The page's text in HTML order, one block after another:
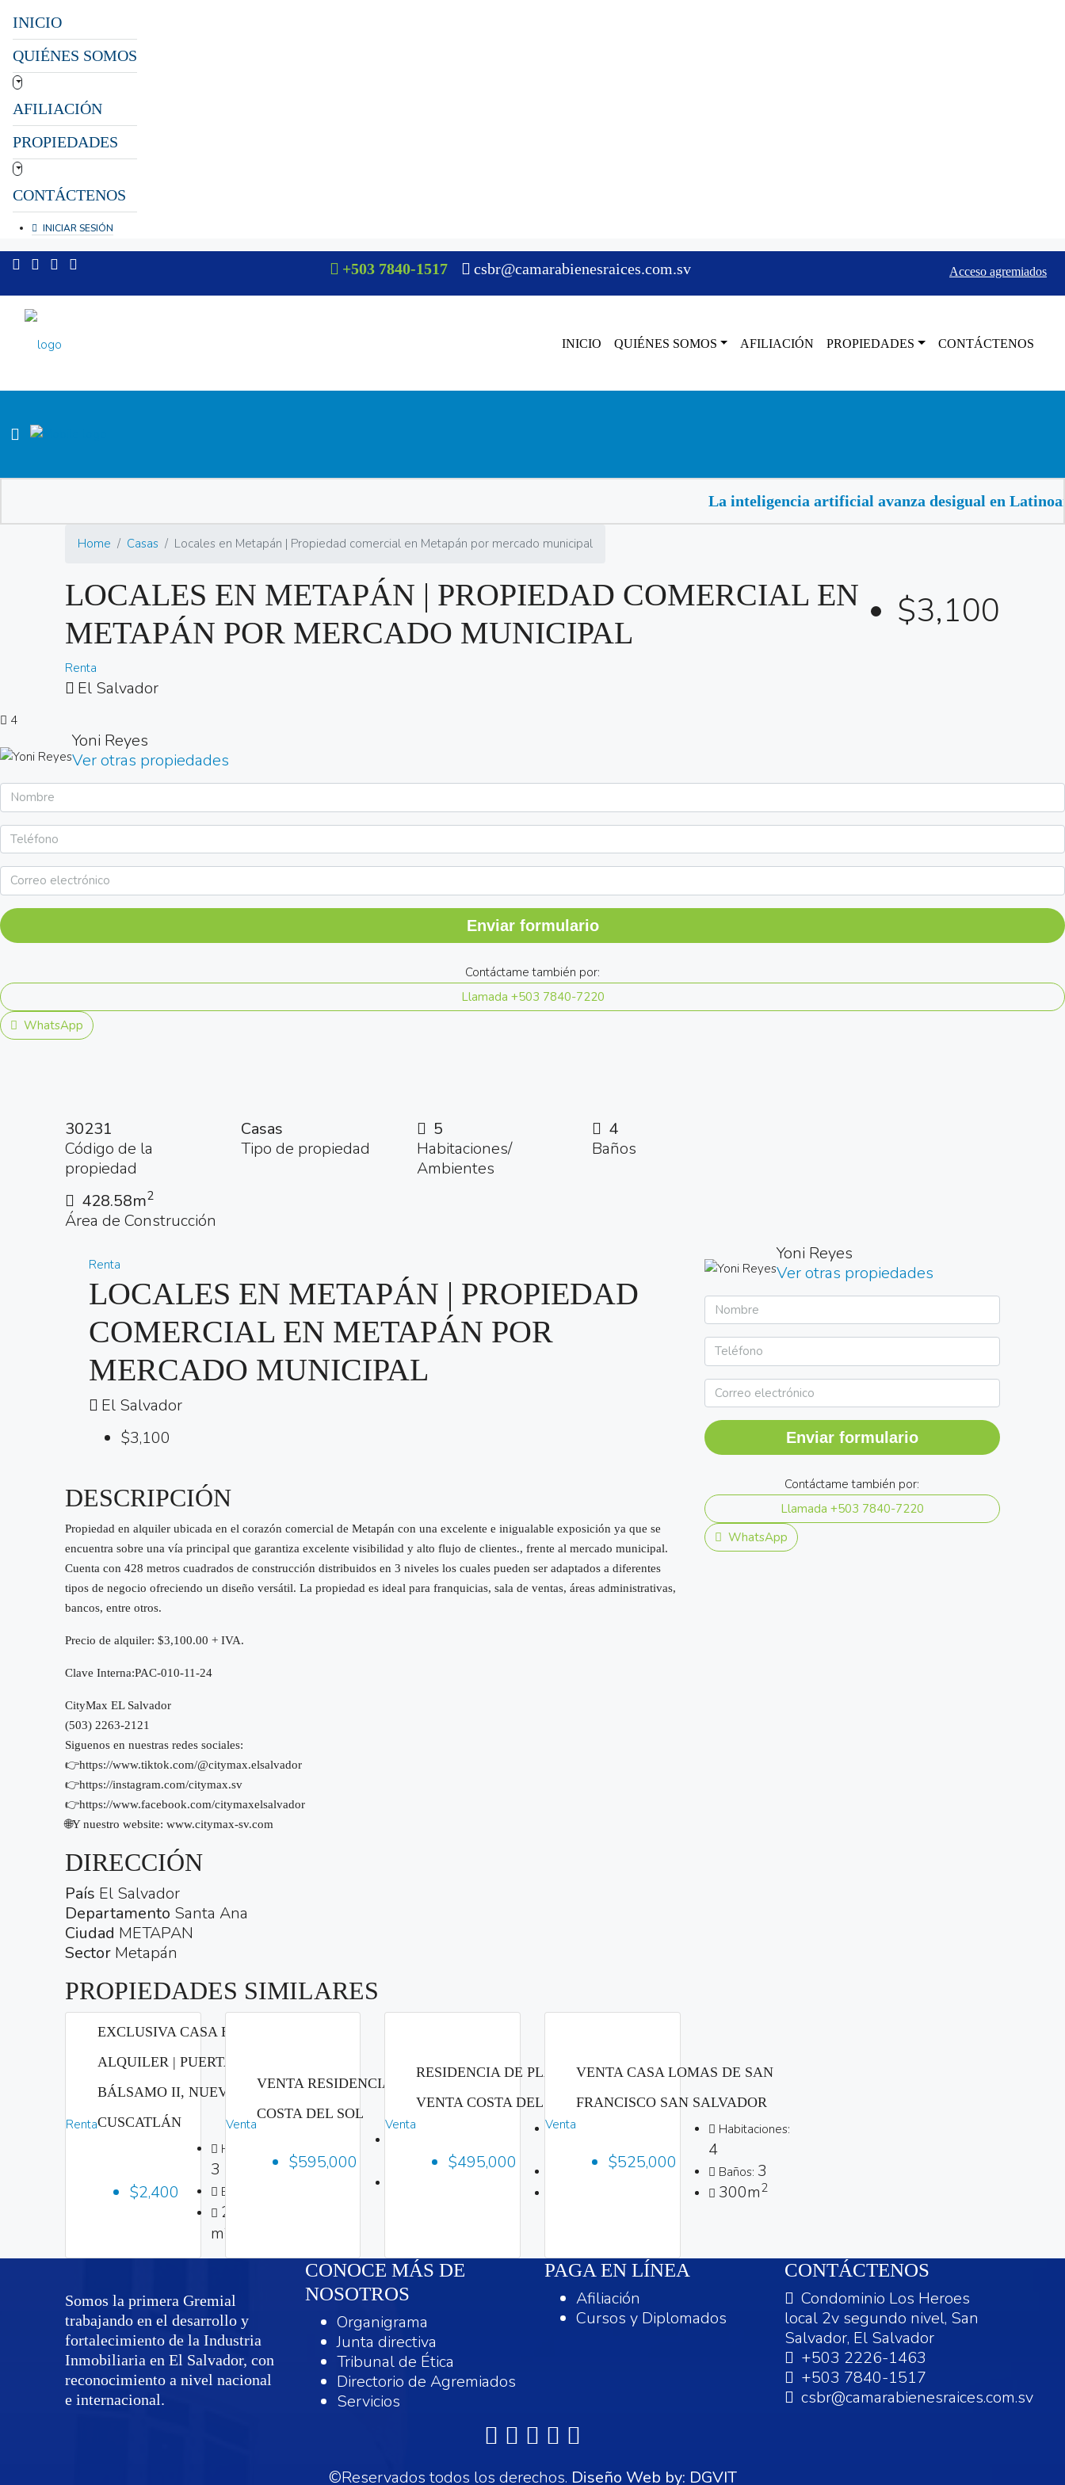
INICIO
QUIÉNES SOMOS
AFILIACIÓN
PROPIEDADES
CONTÁCTENOS
INICIAR SESIÓN
+503 7840-1517 csbr@camarabienesraices.com.sv Acceso agremiados
INICIO QUIÉNES SOMOS AFILIACIÓN PROPIEDADES CONTÁCTENOS
La inteligencia artificial avanza desigual en
Home Casas Locales en Metapán | Propiedad comercial en Metapán por mercado municipal
LOCALES EN METAPÁN | PROPIEDAD COMERCIAL EN
METAPÁN POR MERCADO MUNICIPAL
$3,100
Renta
El Salvador
4
Yoni Reyes
Ver otras propiedades
Enviar formulario
Contáctame también por:
Llamada +503 7840-7220
WhatsApp
30231
Código de la
propiedad
Casas
Tipo de propiedad
5
Habitaciones/
Ambientes
4
Baños
428.58m2
Área de Construcción
Renta
LOCALES EN METAPÁN | PROPIEDAD
COMERCIAL EN METAPÁN POR
MERCADO MUNICIPAL
El Salvador
$3,100
DESCRIPCIÓN
Propiedad en alquiler ubicada en el corazón comercial de Metapán con una excelente e inigualable exposición ya que se
encuentra sobre una vía principal que garantiza excelente visibilidad y alto flujo de clientes., frente al mercado municipal.
Cuenta con 428 metros cuadrados de construcción distribuidos en 3 niveles los cuales pueden ser adaptados a diferentes
tipos de negocio ofreciendo un diseño versátil. La propiedad es ideal para franquicias, sala de ventas, áreas administrativas,
bancos, entre otros.
Precio de alquiler: $3,100.00 + IVA.
Clave Interna:PAC-010-11-24
CityMax EL Salvador
(503) 2263-2121
Siguenos en nuestras redes sociales:
👉https://www.tiktok.com/@citymax.elsalvador
👉https://instagram.com/citymax.sv
👉https://www.facebook.com/citymaxelsalvador
🌐Y nuestro website: www.citymax-sv.com
DIRECCIÓN
País El Salvador
Departamento Santa Ana
Ciudad METAPAN
Sector Metapán
PROPIEDADES SIMILARES
Renta
EXCLUSIVA CASA EN
ALQUILER | PUERTA DEL
BÁLSAMO II, NUEVO
CUSCATLÁN
$2,400
Habitaciones:
3
Baños:
210
m²m
Venta
VENTA RESIDENCIA DE PLAYA
COSTA DEL SOL
$595,000
Venta
RESIDENCIA DE PLAYA EN
VENTA COSTA DEL SOL
$495,000
Habitaciones:
Venta
VENTA CASA LOMAS DE SAN
FRANCISCO SAN SALVADOR
$525,000
Habitaciones:
4
Baños: 3
300m2
Yoni Reyes
Ver otras propiedades
Enviar formulario
Contáctame también por:
Llamada +503 7840-7220
WhatsApp
Somos la primera Gremial
trabajando en el desarrollo y
fortalecimiento de la Industria
Inmobiliaria en El Salvador, con
reconocimiento a nivel nacional
e internacional.
CONOCE MÁS DE
NOSOTROS
Organigrama
Junta directiva
Tribunal de Ética
Directorio de Agremiados
Servicios
PAGA EN LÍNEA
Afiliación
Cursos y Diplomados
CONTÁCTENOS
Condominio Los Heroes
local 2v segundo nivel, San
Salvador, El Salvador
+503 2226-1463
+503 7840-1517
csbr@camarabienesraices.com.sv
©Reservados todos los derechos. Diseño Web by: DGVIT